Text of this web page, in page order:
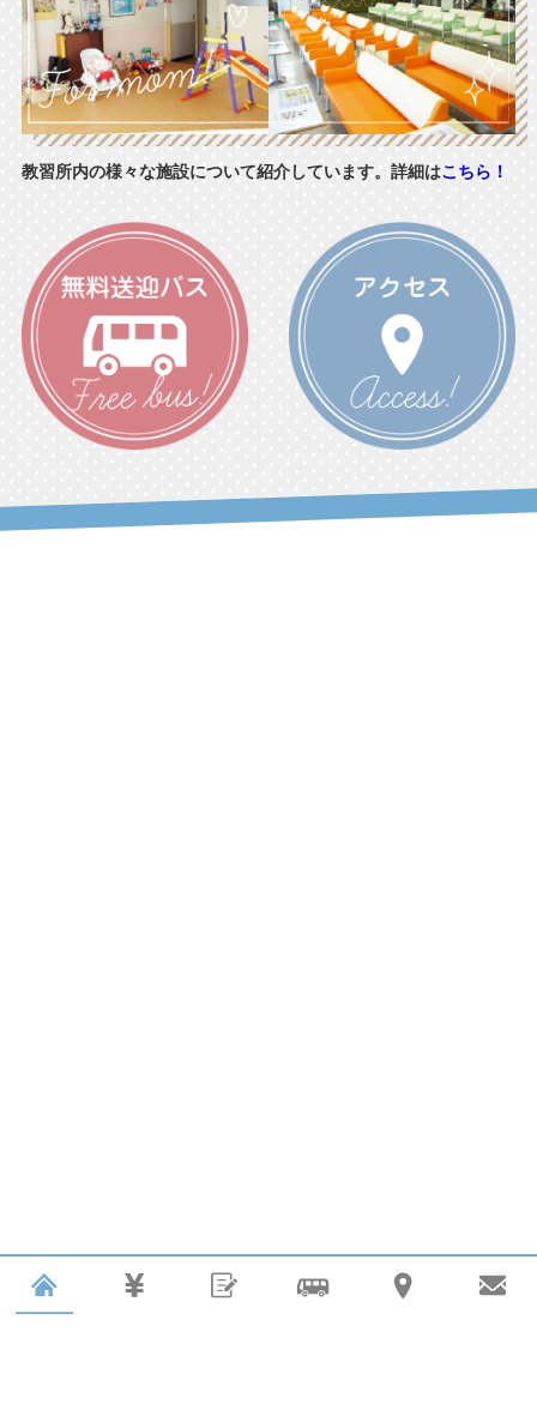
教習所内の様々な施設について紹介しています。詳細はこちら！